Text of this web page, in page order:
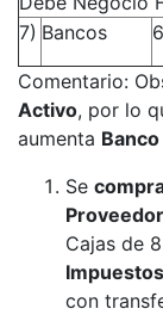
7) Bancos
Comentario:
Activo, por lo
aumenta Banco
Se
Proveedor
Cajas de
Impuestos
con